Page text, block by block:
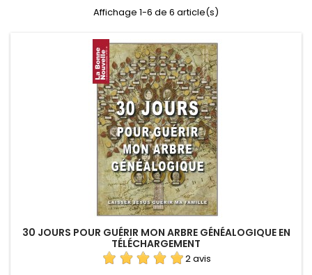
Affichage 1-6 de 6 article(s)
30 JOURS POUR GUÉRIR MON ARBRE GÉNÉALOGIQUE EN
TÉLÉCHARGEMENT
2 avis